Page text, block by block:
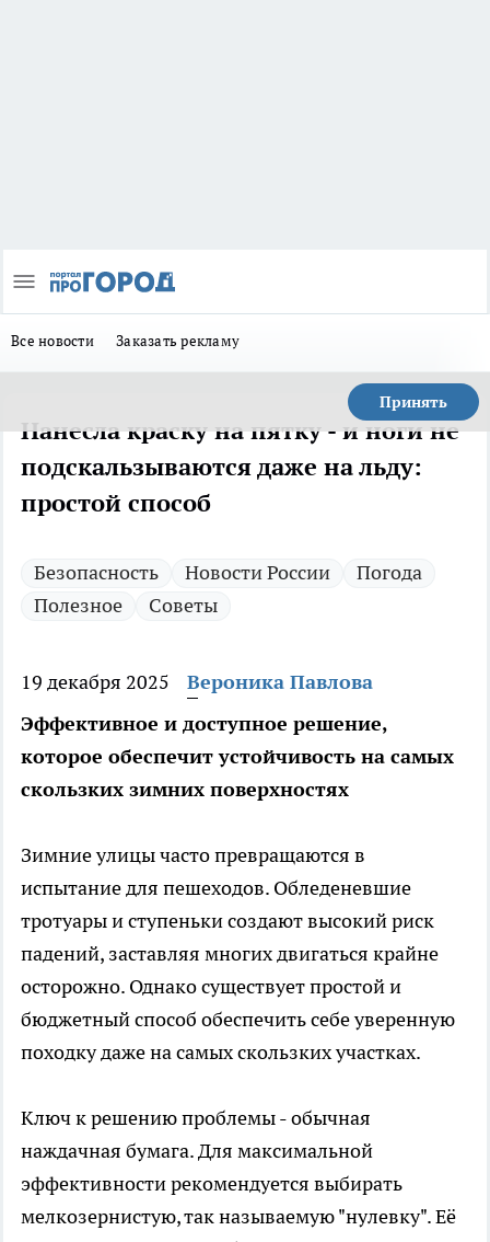
Все новости Заказать рекламу
Принять
Нанесла краску на пятку - и ноги не
подскальзываются даже на льду:
простой способ
Безопасность Новости России
Погода
Полезное
Советы
19 декабря 2025
Вероника Павлова
Эффективное и доступное решение,
которое обеспечит устойчивость на самых
скользких зимних поверхностях
Зимние улицы часто превращаются в
испытание для пешеходов. Обледеневшие
тротуары и ступеньки создают высокий риск
падений, заставляя многих двигаться крайне
осторожно. Однако существует простой и
бюджетный способ обеспечить себе уверенную
походку даже на самых скользких участках.
Ключ к решению проблемы - обычная
наждачная бумага. Для максимальной
эффективности рекомендуется выбирать
мелкозернистую, так называемую "нулевку". Её